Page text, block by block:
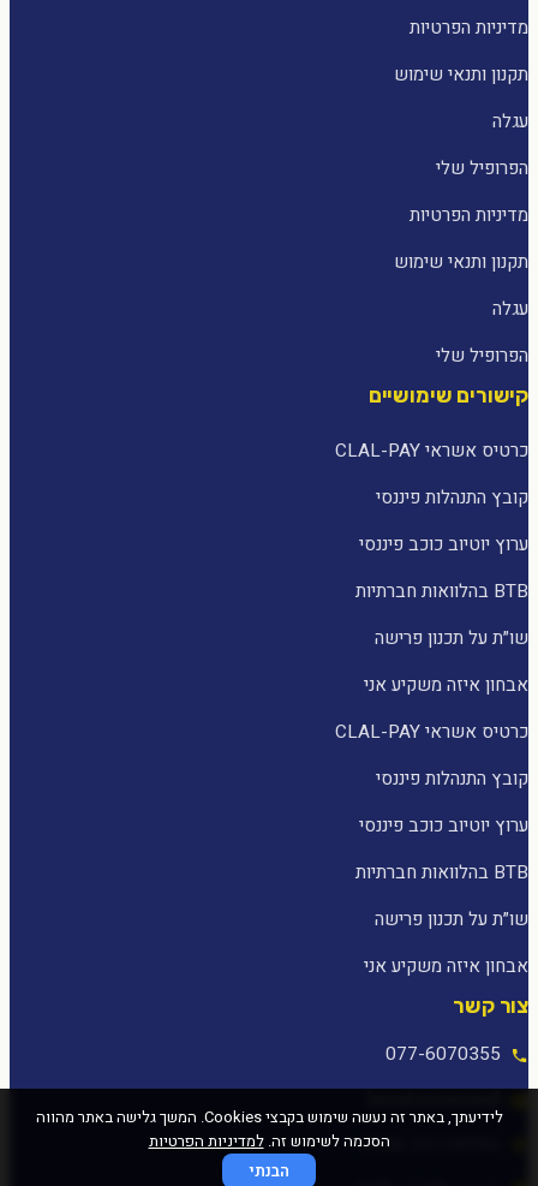
מדיניות הפרטיות
תקנון ותנאי שימוש
עגלה
הפרופיל שלי
מדיניות הפרטיות
תקנון ותנאי שימוש
עגלה
הפרופיל שלי
קישורים שימושיים
כרטיס אשראי CLAL-PAY
קובץ התנהלות פיננסי
ערוץ יוטיוב כוכב פיננסי
BTB בהלוואות חברתיות
שו״ת על תכנון פרישה
אבחון איזה משקיע אני
כרטיס אשראי CLAL-PAY
קובץ התנהלות פיננסי
ערוץ יוטיוב כוכב פיננסי
BTB בהלוואות חברתיות
שו״ת על תכנון פרישה
אבחון איזה משקיע אני
צור קשר
077-6070355
לידיעתך, באתר זה נעשה שימוש בקבצי Cookies. המשך גלישה באתר מהווה
הסכמה לשימוש זה.למדיניות הפרטיות
הבנתי